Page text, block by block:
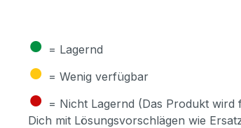
● = Lagernd
● = Wenig verfügbar
● = Nicht Lagernd (Das Produkt
Dich mit Lösungsvorschlägen wie